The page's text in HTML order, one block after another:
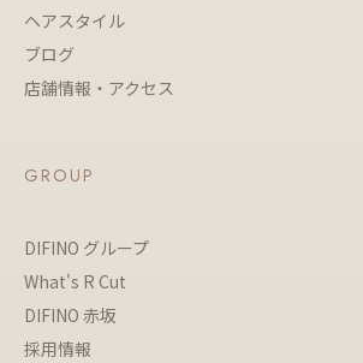
ヘアスタイル
ブログ
店舗情報・アクセス
GROUP
DIFINO グループ
What's R Cut
DIFINO 赤坂
採用情報